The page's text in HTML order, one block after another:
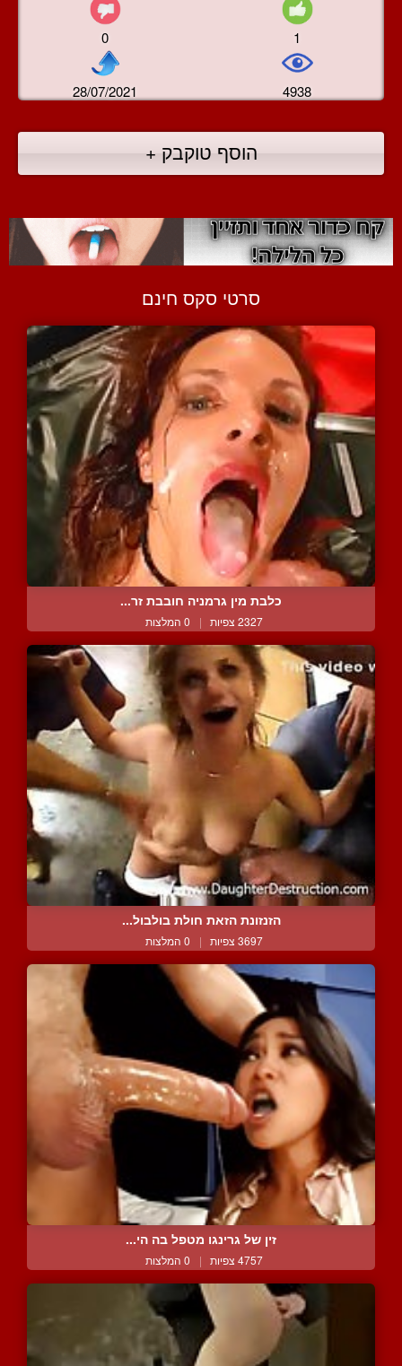
0 1
28/07/2021 4938
הוסף טוקבק +
סרטי סקס חינם
כלבת מין גרמניה חובבת זר...
2327 צפיות | 0 המלצות
הזנזונת הזאת חולת בולבול...
3697 צפיות | 0 המלצות
זין של גרינגו מטפל בה הי...
4757 צפיות | 0 המלצות